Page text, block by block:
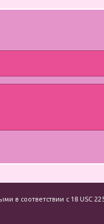
в соответствии с 18